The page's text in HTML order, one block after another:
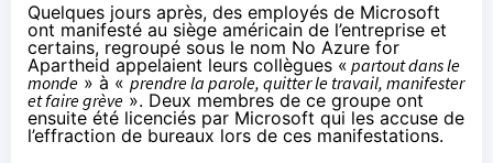
Quelques jours après, des employés de Microsoft
ont manifesté au siège américain de l’entreprise et
certains, regroupé sous le nom No Azure for
Apartheid appelaient leurs collègues « partout dans le
monde » à «prendre la parole, quitter le travail, manifester
et faire grève ». Deux membres de ce groupe ont
ensuite été licenciés par Microsoft qui les accuse de
l’effraction de bureaux lors de ces manifestations.